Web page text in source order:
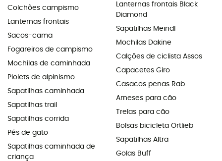
Colchões campismo
Lanternas frontais
Sacos-cama
Fogareiros de campismo
Mochilas de caminhada
Piolets de alpinismo
Sapatilhas caminhada
Sapatilhas trail
Sapatilhas corrida
Pés de gato
Sapatilhas caminhada de
criança
Lanternas frontais Black
Diamond
Sapatilhas Meindl
Mochilas Dakine
Calções de ciclista Assos
Capacetes Giro
Casacos penas Rab
Arneses para cão
Trelas para cão
Bolsas bicicleta Ortlieb
Sapatilhas Altra
Golas Buff